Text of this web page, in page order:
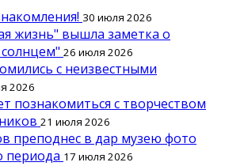
30 июля 2026
жизнь" вышла заметка о
26 июля 2026
с неизвестными
2026
познакомиться с творчеством
21 июля 2026
преподнес в дар музею фото
периода 17 июля 2026